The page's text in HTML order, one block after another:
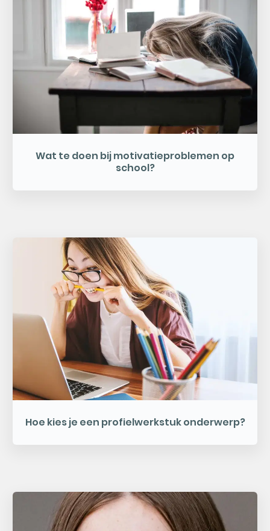
Wat te doen bij motivatieproblemen op
school?
Hoe kies je een profielwerkstuk onderwerp?